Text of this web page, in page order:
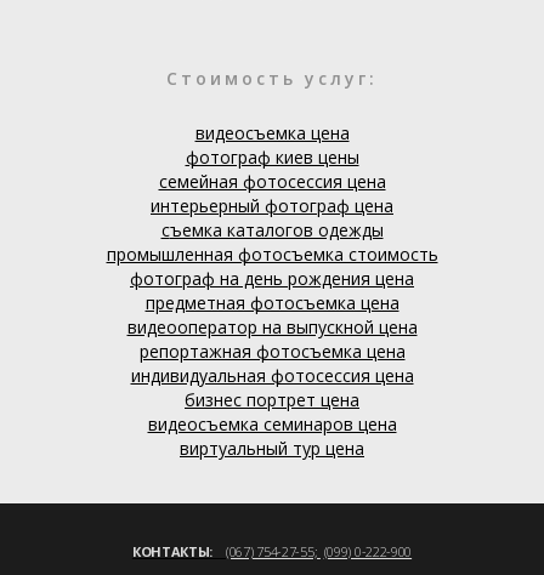
Стоимость услуг:
видеосъемка цена
фотограф киев цены
семейная фотосессия цена
интерьерный фотограф цена
съемка каталогов одежды
промышленная фотосъемка стоимость
фотограф на день рождения цена
предметная фотосъемка цена
видеооператор на выпускной цена
репортажная фотосъемка цена
индивидуальная фотосессия цена
бизнес портрет цена
видеосъемка семинаров цена
виртуальный тур цена
КОНТАКТЫ: (067) 754-27-55; (099) 0-222-900